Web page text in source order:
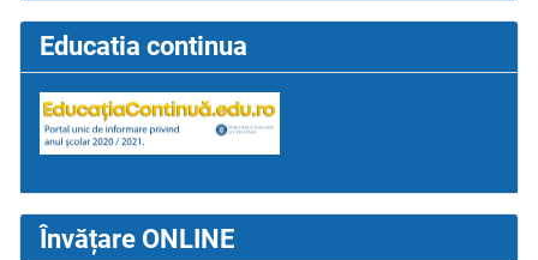
Educatia continua
Învățare ONLINE